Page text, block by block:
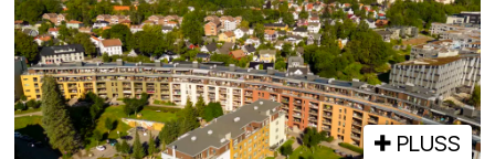
PLUSS